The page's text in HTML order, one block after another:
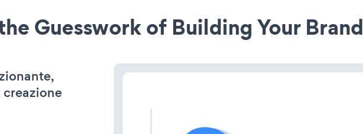
Guesswork of Building Your Brand